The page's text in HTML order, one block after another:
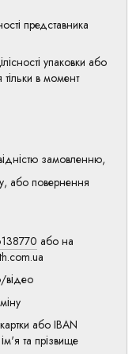
представника
упаковки або
в момент
замовленню,
або повернення
або на
відео
або IBAN
та прізвище